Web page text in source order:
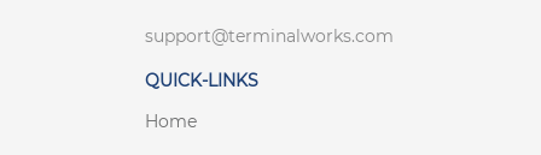
support@terminalworks.com
QUICK-LINKS
Home